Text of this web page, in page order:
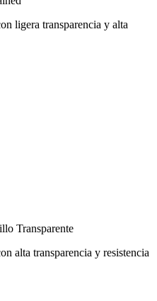
ligera transparencia y alta
Transparente
alta transparencia y resistencia